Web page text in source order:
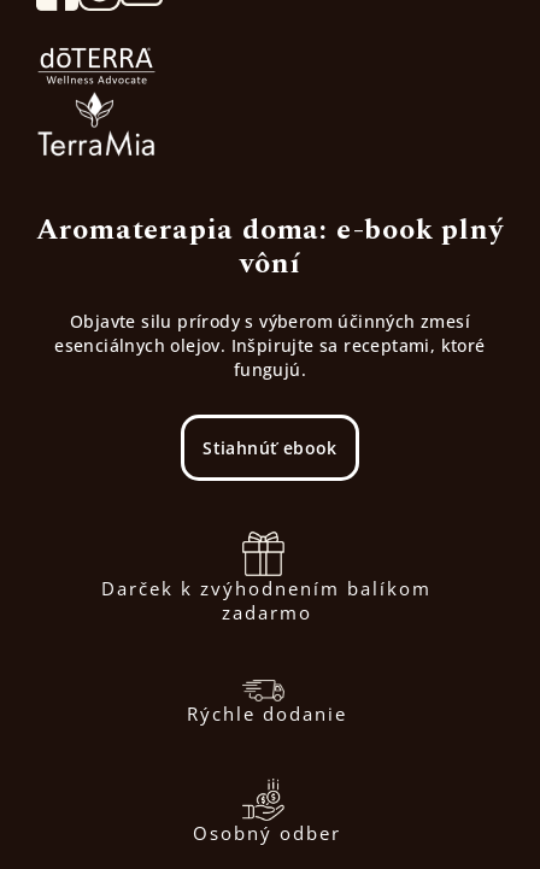
Aromaterapia doma: e-book plný
vôní
Objavte silu prírody s výberom účinných zmesí
esenciálnych olejov. Inšpirujte sa receptami, ktoré
fungujú.
Stiahnúť ebook
Darček k zvýhodnením balíkom
zadarmo
Rýchle dodanie
Osobný odber